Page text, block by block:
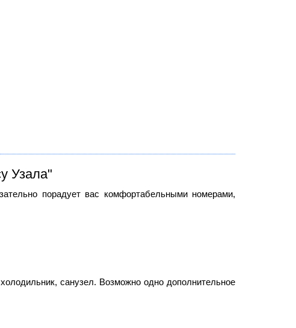
Узала"
порадует вас комфортабельными номерами,
санузел. Возможно одно дополнительное